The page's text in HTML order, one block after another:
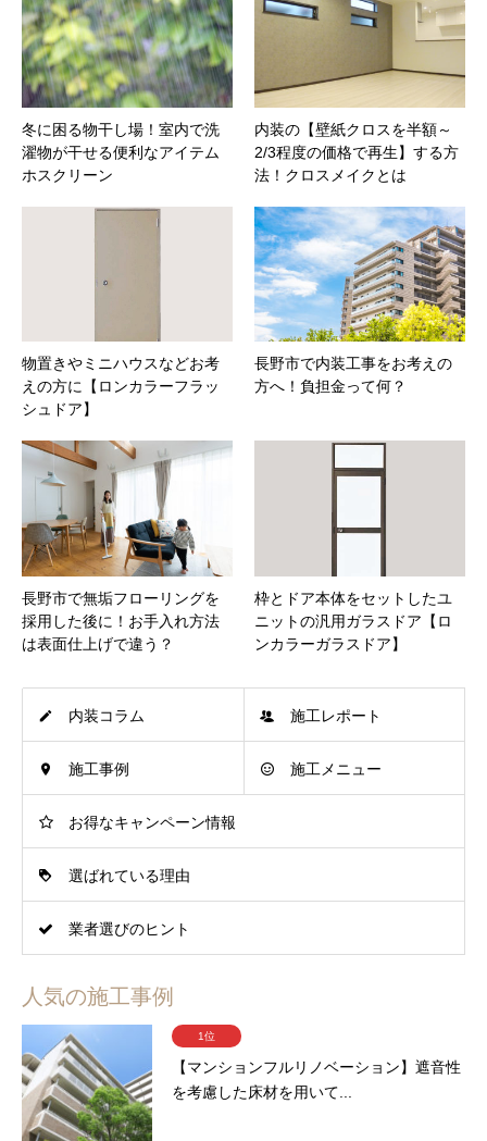
冬に困る物干し場！室内で洗
濯物が干せる便利なアイテム
ホスクリーン
内装の【壁紙クロスを半額～
2/3程度の価格で再生】する方
法！クロスメイクとは
物置きやミニハウスなどお考
えの方に【ロンカラーフラッ
シュドア】
長野市で内装工事をお考えの
方へ！負担金って何？
長野市で無垢フローリングを
採用した後に！お手入れ方法
は表面仕上げで違う？
枠とドア本体をセットしたユ
ニットの汎用ガラスドア【ロ
ンカラーガラスドア】
内装コラム 施工レポート
施工事例 施工メニュー
お得なキャンペーン情報
選ばれている理由
業者選びのヒント
人気の施工事例
1位
【マンションフルリノベーション】遮音性
を考慮した床材を用いて...